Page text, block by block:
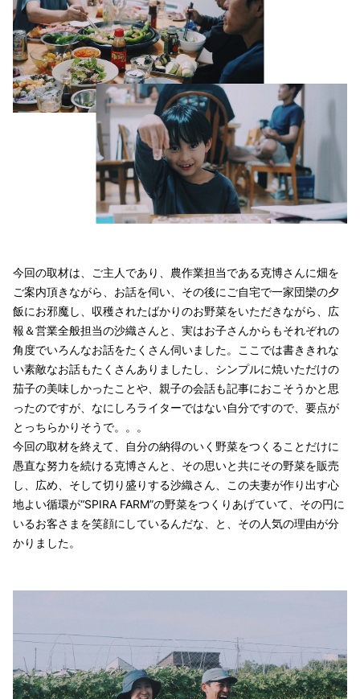
今回の取材は、ご主人であり、農作業担当である克博さんに畑を
ご案内頂きながら、お話を伺い、その後にご自宅で一家団欒の夕
飯にお邪魔し、収穫されたばかりのお野菜をいただきながら、広
報＆営業全般担当の沙織さんと、実はお子さんからもそれぞれの
角度でいろんなお話をたくさん伺いました。ここでは書ききれな
い素敵なお話もたくさんありましたし、シンプルに焼いただけの
茄子の美味しかったことや、親子の会話も記事におこそうかと思
ったのですが、なにしろライターではない自分ですので、要点が
とっちらかりそうで。。。
今回の取材を終えて、自分の納得のいく野菜をつくることだけに
愚直な努力を続ける克博さんと、その思いと共にその野菜を販売
し、広め、そして切り盛りする沙織さん、この夫妻が作り出す心
地よい循環が“SPIRA FARM”の野菜をつくりあげていて、その円に
いるお客さまを笑顔にしているんだな、と、その人気の理由が分
かりました。